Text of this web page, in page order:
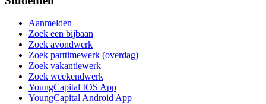
Aanmelden
Zoek een bijbaan
Zoek avondwerk
Zoek parttimewerk (overdag)
Zoek vakantiewerk
Zoek weekendwerk
YoungCapital IOS App
YoungCapital Android App